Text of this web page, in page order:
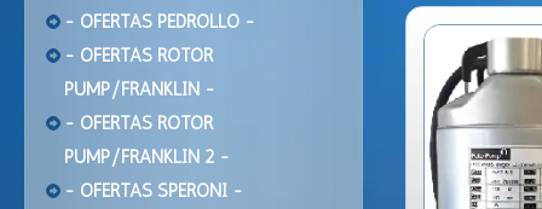
- OFERTAS PEDROLLO -
- OFERTAS ROTOR
PUMP/FRANKLIN -
- OFERTAS ROTOR
PUMP/FRANKLIN 2 -
- OFERTAS SPERONI -